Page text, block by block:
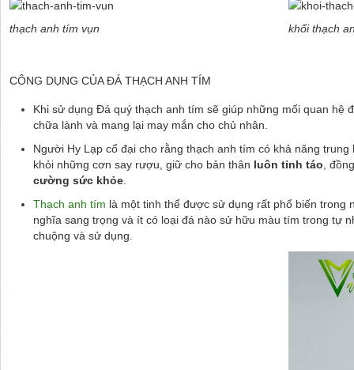
thạch anh tím vụn khối thạch
CÔNG DỤNG CỦA ĐÁ THẠCH ANH TÍM
Khi sử dụng Đá quý thạch anh tím sẽ giúp những mối quan hệ
chữa lành và mang lại may mắn cho chủ nhân.
Người Hy Lạp cổ đại cho rằng thạch anh tím có khả năng
khỏi những cơn say rượu, giữ cho bản thân luôn tỉnh táo ,
cường sức khỏe.
Thạch anh tím là một tinh thể được sử dụng rất phổ biến trong
nghĩa sang trọng và ít có loại đá nào sử hữu màu tím trong tự
chuộng và sử dụng.